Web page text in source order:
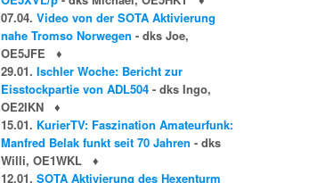
07.04. Video von der SOTA Aktivierung
nahe Tromso Norwegen - dks Joe,
OE5JFE
♦
29.01. Ischler Woche: Bericht zur
Eisstockpartie von ADL504- dks Ingo,
OE2IKN
♦
15.01. KurierTV: Faszination Amateurfunk:
Manfred Belak funkt seit 70 Jahren - dks
Willi, OE1WKL
♦
12.01. SOTA Aktivierung des Hexenturm